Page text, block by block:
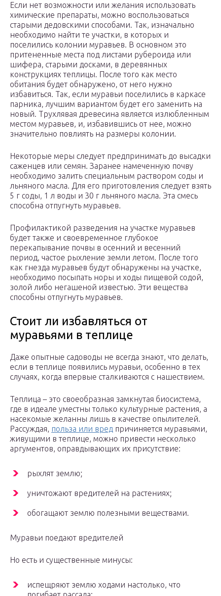
Если нет возможности или желания использовать
химические препараты, можно воспользоваться
старыми дедовскими способами. Так, изначально
необходимо найти те участки, в которых и
поселились колонии муравьев. В основном это
притененные места под листами рубероида или
шифера, старыми досками, в деревянных
конструкциях теплицы. После того как место
обитания будет обнаружено, от него нужно
избавиться. Так, если муравьи поселились в каркасе
парника, лучшим вариантом будет его заменить на
новый. Трухлявая древесина является излюбленным
местом муравьев, и, избавившись от нее, можно
значительно повлиять на размеры колонии.
Некоторые меры следует предпринимать до высадки
саженцев или семян. Заранее намеченную почву
необходимо залить специальным раствором соды и
льняного масла. Для его приготовления следует взять
5 г соды, 1 л воды и 30 г льняного масла. Эта смесь
способна отпугнуть муравьев.
Профилактикой разведения на участке муравьев
будет также и своевременное глубокое
перекапывание почвы в осенний и весенний
период, частое рыхление земли летом. После того
как гнезда муравьев будут обнаружены на участке,
необходимо посыпать норы и ходы пищевой содой,
золой либо негашеной известью. Эти вещества
способны отпугнуть муравьев.
Стоит ли избавляться от
муравьями в теплице
Даже опытные садоводы не всегда знают, что делать,
если в теплице появились муравьи, особенно в тех
случаях, когда впервые сталкиваются с нашествием.
Теплица – это своеобразная замкнутая биосистема,
где в идеале уместны только культурные растения, а
насекомые желанны лишь в качестве опылителей.
Рассуждая, польза или вред причиняется муравьями,
живущими в теплице, можно привести несколько
аргументов, оправдывающих их присутствие:
рыхлят землю;
уничтожают вредителей на растениях;
обогащают землю полезными веществами.
Муравьи поедают вредителей
Но есть и существенные минусы:
испещряют землю ходами настолько, что